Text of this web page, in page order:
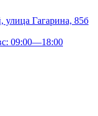
улица Гагарина, 85б
09:00—18:00